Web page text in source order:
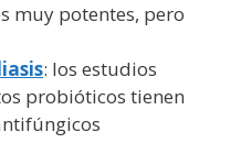
muy potentes, pero
: los estudios
probióticos tienen